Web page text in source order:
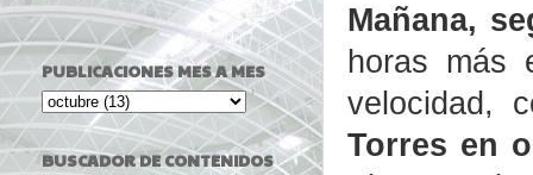
Mañana,
horas más
velocidad,
Torres en
PUBLICACIONES MES A MES
BUSCADOR DE CONTENIDOS